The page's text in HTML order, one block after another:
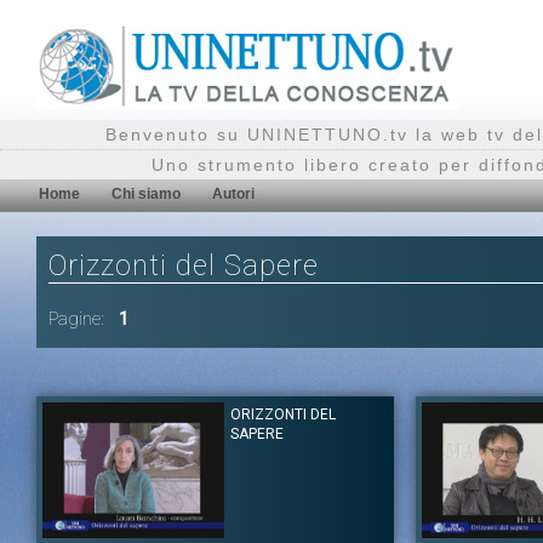
Benvenuto su UNINETTUNO.tv la web tv
Uno strumento libero creato per
Home Chi siamo Autori
Orizzonti del Sapere
Pagine: 1
ORIZZONTI DEL
SAPERE